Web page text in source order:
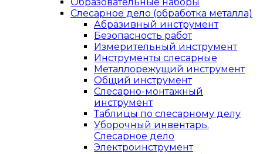
Слесарное дело (обработка металла)
Абразивный инструмент
Безопасность работ
Измерительный инструмент
Инструменты слесарные
Металлорежущий инструмент
Общий инструмент
Слесарно-монтажный
инструмент
Таблицы по слесарному делу
Уборочный инвентарь.
Слесарное дело
Электроинструмент